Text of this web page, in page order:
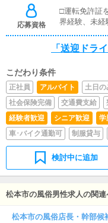
応募資格
□運転免許証
界経験、未経
「送迎ドラ
こだわり条件
正社員 アルバイト 土日の
社会保険完備
交通費支給
経験者歓迎
シニア歓迎 学
車･バイク通勤可
制服貸与
検討中に追加
松本市の風俗男性求人の関連
松本市の風俗店長・幹部候